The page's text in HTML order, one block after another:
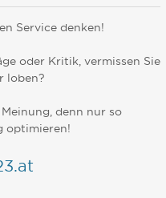
Service denken!
oder Kritik, vermissen Sie
loben?
denn nur so
optimieren!